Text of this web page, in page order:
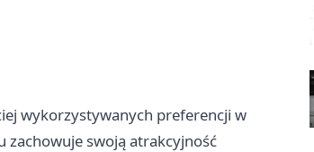
wykorzystywanych preferencji w
zachowuje swoją atrakcyjność